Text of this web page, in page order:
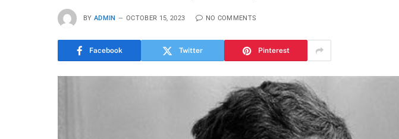
BY ADMIN OCTOBER 15, 2023 NO COMMENTS
Facebook Twitter Pinterest